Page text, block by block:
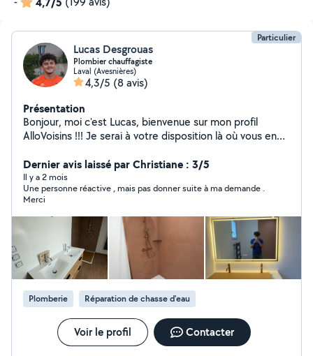
Particulier
Lucas Desgrouas
Plombier chauffagiste
Laval (Avesnières)
4,3/5 (8 avis)
Présentation
Bonjour, moi c'est Lucas, bienvenue sur mon profil
AlloVoisins !!! Je serai à votre disposition là où vous en
aimable , respecteux et sérieux dans mon travail sa me
tient très à cœur que le travail soit bien fait et qui
surtout plaisent au clients au détails prêt Si je me lance
dans quelque chose c'est pour allez jusqu'au bout sans
prise de tête Merci de votre confiance ! Cordialement
Certifié plombier Certifié chauffagiste
Dernier avis laissé par Christiane : 3/5
Il y a 2 mois
Une personne réactive , mais pas donner suite à ma demande .
Merci
Plomberie Réparation de chasse d'eau
Voir le profil Contacter